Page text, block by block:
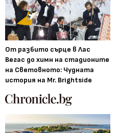
От разбито сърце в Лас
Вегас до химн на стадионите
на Световното: Чудната
история на Mr. Brightside